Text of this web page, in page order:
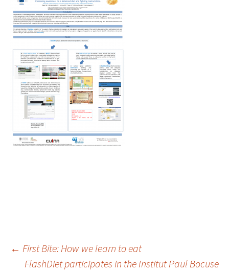
Navegación
← First Bite: How we learn to eat
FlashDiet participates in the Institut Paul Bocuse